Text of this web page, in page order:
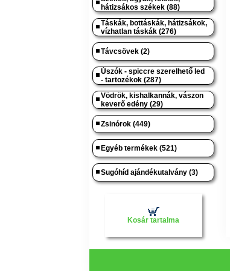
hátizsákos székek (88)
Táskák, bottáskák, hátizsákok,
vízhatlan táskák (276)
Távcsövek (2)
Úszók - spiccre szerelhető led
- tartozékok (287)
Vödrök, kishalkannák, vászon
keverő edény (29)
Zsinórok (449)
Egyéb termékek (521)
Sugóhíd ajándékutalvány (3)
Kosár tartalma